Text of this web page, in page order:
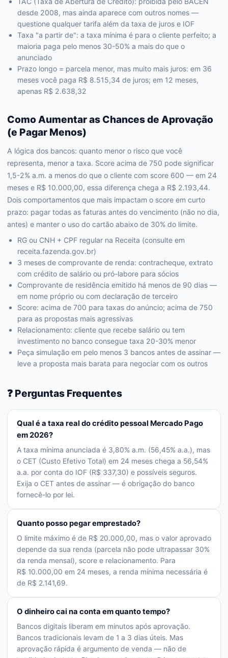
desde 2008, mas ainda aparece com outros nomes —
questione qualquer tarifa além da taxa de juros e IOF
Taxa "a partir de": a taxa mínima é para o cliente perfeito; a
maioria paga pelo menos 30-50% a mais do que o
anunciado
Prazo longo = parcela menor, mas muito mais juros: em 36
meses você paga R$ 8.515,34 de juros; em 12 meses,
apenas R$ 2.638,32
Como Aumentar as Chances de Aprovação
(e Pagar Menos)
A lógica dos bancos: quanto menor o risco que você
representa, menor a taxa. Score acima de 750 pode significar
1,5-2% a.m. a menos do que o cliente com score 600 — em 24
meses e R$ 10.000,00, essa diferença chega a R$ 2.193,44.
Dois comportamentos que mais impactam o score em curto
prazo: pagar todas as faturas antes do vencimento (não no dia,
antes) e manter o uso do cartão abaixo de 30% do limite.
RG ou CNH + CPF regular na Receita (consulte em
receita.fazenda.gov.br)
3 meses de comprovante de renda: contracheque, extrato
com crédito de salário ou pró-labore para sócios
Comprovante de residência emitido há menos de 90 dias —
em nome próprio ou com declaração de terceiro
Score: acima de 700 para taxas do anúncio; acima de 750
para as propostas mais agressivas
Relacionamento: cliente que recebe salário ou tem
investimento no banco consegue taxa 20-30% menor
Peça simulação em pelo menos 3 bancos antes de assinar —
leve a proposta mais barata para negociar com os outros
❓ Perguntas Frequentes
Qual é a taxa real do crédito pessoal Mercado Pago
em 2026?
A taxa mínima anunciada é 3,80% a.m. (56,45% a.a.), mas
o CET (Custo Efetivo Total) em 24 meses chega a 56,54%
a.a. por conta do IOF (R$ 337,30) e possíveis seguros.
Exija o CET antes de assinar — é obrigação do banco
fornecê-lo por lei.
Quanto posso pegar emprestado?
O limite máximo é de R$ 20.000,00, mas o valor aprovado
depende da sua renda (parcela não pode ultrapassar 30%
da renda mensal), score e relacionamento. Para
R$ 10.000,00 em 24 meses, a renda mínima necessária é
de R$ 2.141,69.
O dinheiro cai na conta em quanto tempo?
Bancos digitais liberam em minutos após aprovação.
Bancos tradicionais levam de 1 a 3 dias úteis. Mas
aprovação rápida é argumento de venda — não de